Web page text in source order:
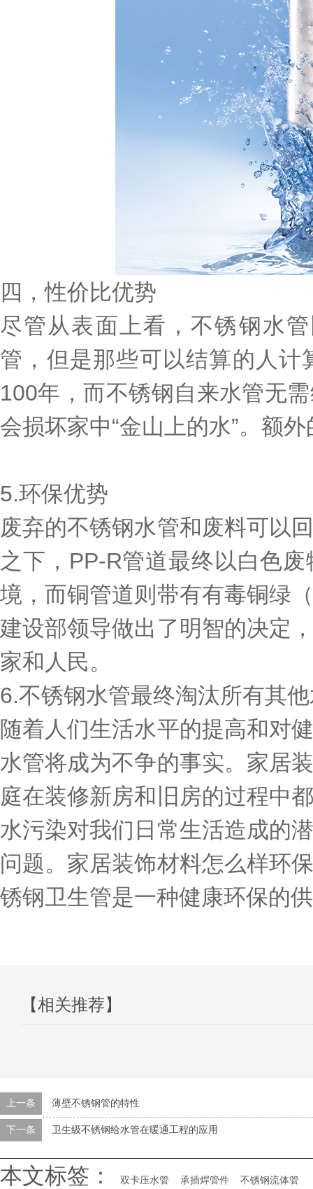
四，性价比优势
尽管从表面上看，不锈钢水
管，但是那些可以结算的人
100年，而不锈钢自来水管无
会损坏家中“金山上的水”。额
5.环保优势
废弃的不锈钢水管和废料可以
之下，PP-R管道最终以白色
境，而铜管道则带有有毒铜绿
建设部领导做出了明智的决定
家和人民。
6.不锈钢水管最终淘汰所有其
随着人们生活水平的提高和对
水管将成为不争的事实。家居
庭在装修新房和旧房的过程中
水污染对我们日常生活造成的
问题。家居装饰材料怎么样环
锈钢卫生管是一种健康环保的
【相关推荐】
上一条 薄壁不锈钢管的特性
下一条 卫生级不锈钢给水管在暖通工程的应用
本文标签： 双卡压水管 承插焊管件 不锈钢流体管